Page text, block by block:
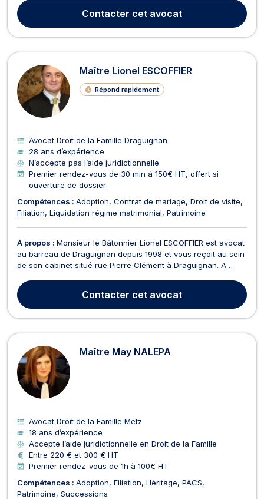
intervient auprès des particuliers comme des entreprises
pour les conseiller, les assister et défen...
Contacter cet avocat
Maître Lionel ESCOFFIER
Répond rapidement
Avocat Droit de la Famille Draguignan
28 ans d’expérience
N’accepte pas l’aide juridictionnelle
Premier rendez-vous de 30 min à 150€ HT, offert si
ouverture de dossier
Compétences : Adoption Contrat de mariage Droit de visite
Filiation Liquidation régime matrimonial Patrimoine
À propos : Monsieur le Bâtonnier Lionel ESCOFFIER est avocat
au barreau de Draguignan depuis 1998 et vous reçoit au sein
de son cabinet situé rue Pierre Clément à Draguignan. A
Bâtonnier Lionel ESCOFFIER intervient en droit de la famille,
des personnes et du patrimoine. Il ...
Contacter cet avocat
Maître May NALEPA
Avocat Droit de la Famille Metz
18 ans d’expérience
Accepte l’aide juridictionnelle en Droit de la Famille
Entre 220 € et 300 € HT
Premier rendez-vous de 1h à 100€ HT
Compétences : Adoption Filiation Héritage PACS
Patrimoine Successions